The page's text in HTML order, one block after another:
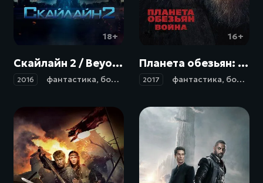
18+
Скайлайн 2 / Beyond Skyline (2016)
2016 фантастика, боевик ужасы
16+
Планета обезьян: Война / War for the Planet of the Apes (2017)
2017 фантастика, боевик